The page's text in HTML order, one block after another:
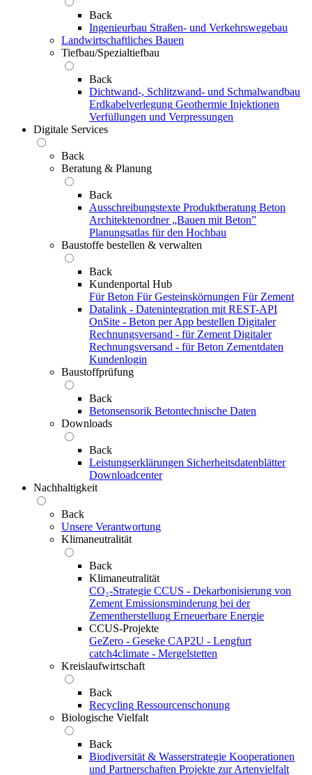
Back
Ingenieurbau Straßen- und Verkehrswegebau
Landwirtschaftliches Bauen
Tiefbau/Spezialtiefbau
Back
Dichtwand-, Schlitzwand- und Schmalwandbau
Erdkabelverlegung Geothermie Injektionen
Verfüllungen und Verpressungen
Digitale Services
Back
Beratung & Planung
Back
Ausschreibungstexte Produktberatung Beton
Architektenordner „Bauen mit Beton”
Planungsatlas für den Hochbau
Baustoffe bestellen & verwalten
Back
Kundenportal Hub
Für Beton Für Gesteinskörnungen Für Zement
Datalink - Datenintegration mit REST-API
OnSite - Beton per App bestellen Digitaler
Rechnungsversand - für Zement Digitaler
Rechnungsversand - für Beton Zementdaten
Kundenlogin
Baustoffprüfung
Back
Betonsensorik Betontechnische Daten
Downloads
Back
Leistungserklärungen Sicherheitsdatenblätter
Downloadcenter
Nachhaltigkeit
Back
Unsere Verantwortung
Klimaneutralität
Back
Klimaneutralität
CO₂-Strategie CCUS - Dekarbonisierung von
Zement Emissionsminderung bei der
Zementherstellung Erneuerbare Energie
CCUS-Projekte
GeZero - Geseke CAP2U - Lengfurt
catch4climate - Mergelstetten
Kreislaufwirtschaft
Back
Recycling Ressourcenschonung
Biologische Vielfalt
Back
Biodiversität & Wasserstrategie Kooperationen
und Partnerschaften Projekte zur Artenvielfalt